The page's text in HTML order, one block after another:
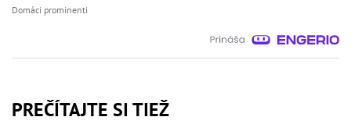
Domáci prominenti
PREČÍTAJTE SI TIEŽ